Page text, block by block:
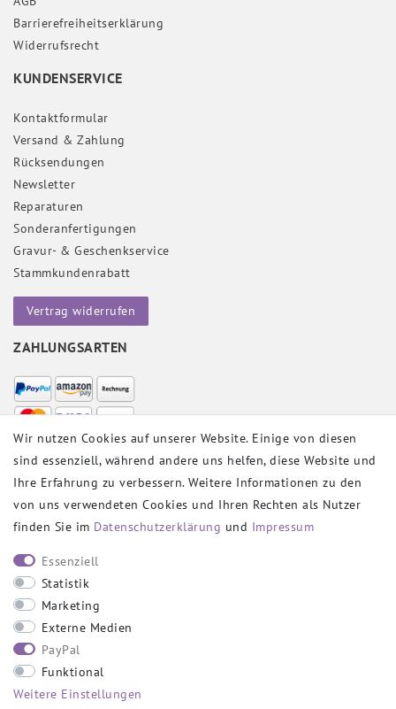
Barrierefreiheitserklärung
Widerrufs­recht
KUNDENSERVICE
Kontaktformular
Versand & Zahlung
Rücksendungen
Newsletter
Reparaturen
Sonderanfertigungen
Gravur- & Geschenkservice
Stammkundenrabatt
Vertrag widerrufen
ZAHLUNGSARTEN
VERSANDPARTNER
SOCIAL
SICHER EINKAUFEN
Wir nutzen Cookies auf unserer Website. Einige von diesen
sind essenziell, während andere uns helfen, diese Website und
Ihre Erfahrung zu verbessern. Weitere Informationen zu den
von uns verwendeten Cookies und Ihren Rechten als Nutzer
finden Sie im Daten­schutz­erklärung und Impressum
Essenziell
Statistik
Marketing
Externe Medien
PayPal
Funktional
Weitere Einstellungen